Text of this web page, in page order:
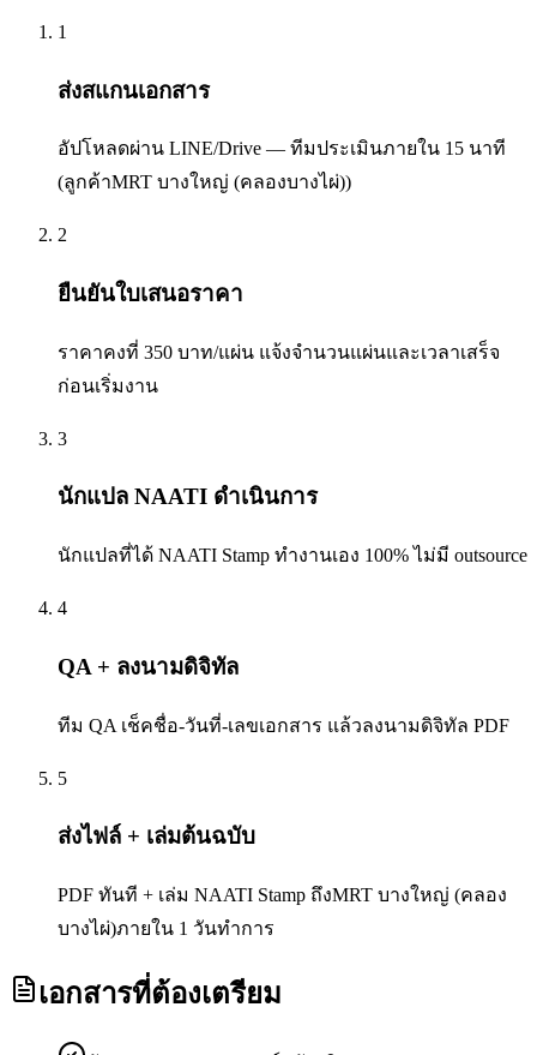
1
ส่งสแกนเอกสาร
อัปโหลดผ่าน LINE/Drive — ทีมประเมินภายใน 15 นาที
(ลูกค้าMRT บางใหญ่ (คลองบางไผ่))
2
ยืนยันใบเสนอราคา
ราคาคงที่ 350 บาท/แผ่น แจ้งจำนวนแผ่นและเวลาเสร็จ
ก่อนเริ่มงาน
3
นักแปล NAATI ดำเนินการ
นักแปลที่ได้ NAATI Stamp ทำงานเอง 100% ไม่มี outsource
4
QA + ลงนามดิจิทัล
ทีม QA เช็คชื่อ-วันที่-เลขเอกสาร แล้วลงนามดิจิทัล PDF
5
ส่งไฟล์ + เล่มต้นฉบับ
PDF ทันที + เล่ม NAATI Stamp ถึงMRT บางใหญ่ (คลอง
บางไผ่)ภายใน 1 วันทำการ
เอกสารที่ต้องเตรียม